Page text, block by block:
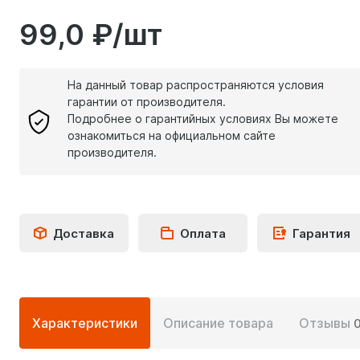
99,0 ₽/шт
На данный товар распространяются условия
гарантии от производителя.
Подробнее о гарантийных условиях Вы можете
ознакомиться на официальном сайте
производителя.
Доставка Оплата Гарантия
информация
Характеристики Описание товара Отзывы